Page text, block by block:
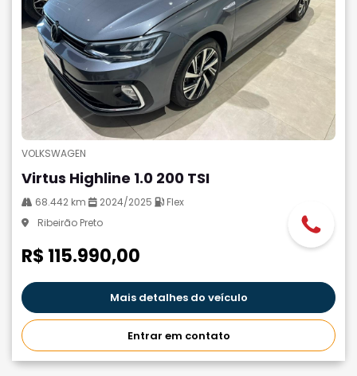
VOLKSWAGEN
Virtus Highline 1.0 200 TSI
68.442 km 2024/2025
Flex
Ribeirão Preto
R$ 115.990,00
Mais detalhes do veículo
Entrar em contato